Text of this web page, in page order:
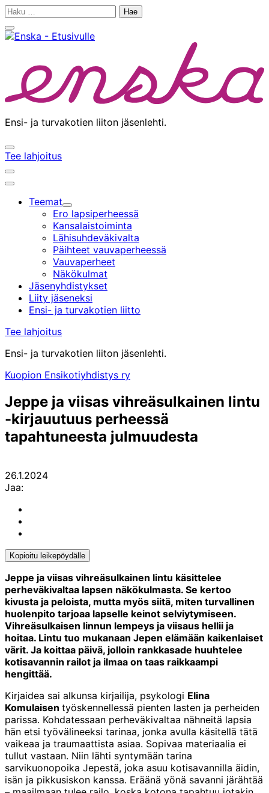
Siirry
Haku:
Sulje
hakupalkki
Ensi- ja turvakotien liiton jäsenlehti.
Avaa/sulje
hakupalkki
Tee lahjoitus
Avaa/sulje
hakupalkki
Päävalikko
Teemat
Alavalikko
Ero lapsiperheessä
Kansalaistoiminta
Lähisuhdeväkivalta
Päihteet vauvaperheessä
Vauvaperheet
Näkökulmat
Jäsenyhdistykset
Liity jäseneksi
Ensi- ja turvakotien liitto
Tee lahjoitus
Ensi- ja turvakotien liiton jäsenlehti.
Kuopion Ensikotiyhdistys ry
Jeppe ja viisas vihreäsulkainen lintu
-kirjauutuus perheessä
tapahtuneesta julmuudesta
26.1.2024
Jaa:
twitter
Kopioitu leikepöydälle
Kopioitu
leikepöydälle
Jeppe ja viisas vihreäsulkainen lintu käsittelee
perheväkivaltaa lapsen näkökulmasta. Se kertoo
kivusta ja peloista, mutta myös siitä, miten turvallinen
huolenpito tarjoaa lapselle keinot selviytymiseen.
Vihreäsulkaisen linnun lempeys ja viisaus hellii ja
hoitaa. Lintu tuo mukanaan Jepen elämään kaikenlaiset
värit. Ja koittaa päivä, jolloin rankkasade huuhtelee
kotisavannin railot ja ilmaa on taas raikkaampi
hengittää.
Kirjaidea sai alkunsa kirjailija, psykologi Elina
Komulaisen työskennellessä pienten lasten ja perheiden
parissa. Kohdatessaan perheväkivaltaa nähneitä lapsia
hän etsi työvälineeksi tarinaa, jonka avulla käsitellä tätä
vaikeaa ja traumaattista asiaa. Sopivaa materiaalia ei
tullut vastaan. Niin lähti syntymään tarina
sarvikuonopoika Jepestä, joka asuu kotisavannilla äidin,
isän ja pikkusiskon kanssa. Eräänä yönä savanni järähtää